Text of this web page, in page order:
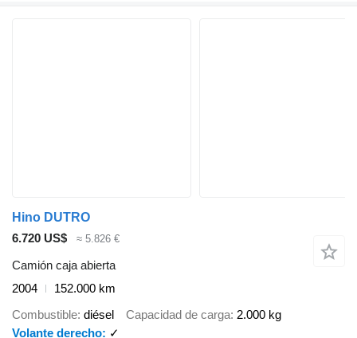
Hino DUTRO
6.720 US$
≈ 5.826 €
Camión caja abierta
2004
152.000 km
Combustible diésel Capacidad de carga 2.000 kg
Volante derecho
✓